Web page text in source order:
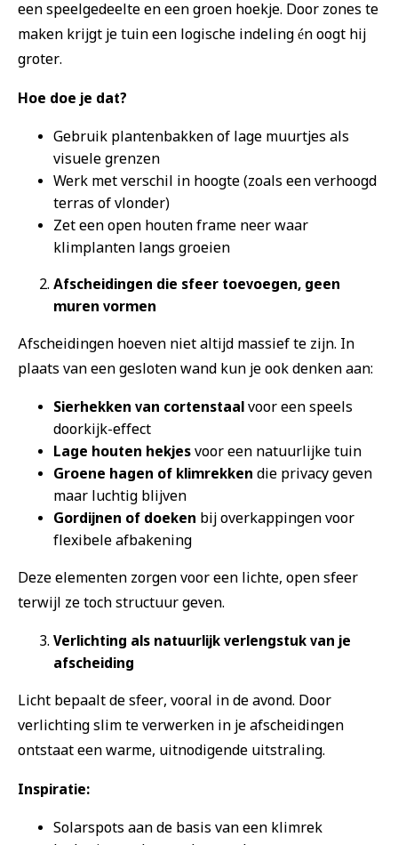
een speelgedeelte en een groen hoekje. Door zones te
maken krijgt je tuin een logische indeling én oogt hij
groter.
Hoe doe je dat?
Gebruik plantenbakken of lage muurtjes als
visuele grenzen
Werk met verschil in hoogte (zoals een verhoogd
terras of vlonder)
Zet een open houten frame neer waar
klimplanten langs groeien
Afscheidingen die sfeer toevoegen, geen
muren vormen
Afscheidingen hoeven niet altijd massief te zijn. In
plaats van een gesloten wand kun je ook denken aan:
Sierhekken van cortenstaalvoor een speels
doorkijk-effect
Lage houten hekjesvoor een natuurlijke tuin
Groene hagen of klimrekken die privacy geven
maar luchtig blijven
Gordijnen of doeken bij overkappingen voor
flexibele afbakening
Deze elementen zorgen voor een lichte, open sfeer
terwijl ze toch structuur geven.
Verlichting als natuurlijk verlengstuk van je
afscheiding
Licht bepaalt de sfeer, vooral in de avond. Door
verlichting slim te verwerken in je afscheidingen
ontstaat een warme, uitnodigende uitstraling.
Inspiratie:
Solarspots aan de basis van een klimrek